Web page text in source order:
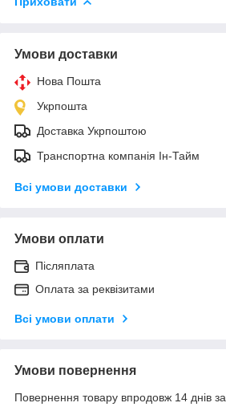
Умови доставки
Нова Пошта
Укрпошта
Доставка Укрпоштою
Транспортна компанія Ін-Тайм
Всі умови доставки
Умови оплати
Післяплата
Оплата за реквізитами
Всі умови оплати
Умови повернення
Повернення товару впродовж 14 днів